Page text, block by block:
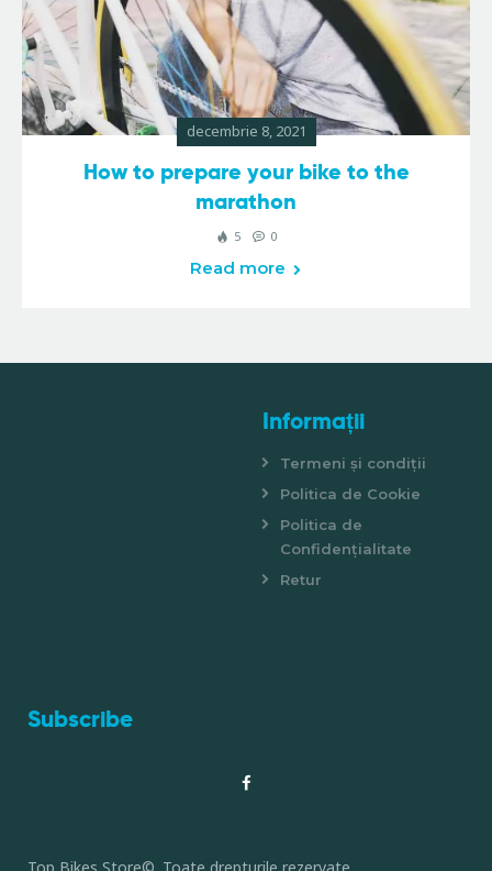
decembrie 8, 2021
How to prepare your bike to the
marathon
5 0
Read more
Informații
Termeni și condiții
Politica de Cookie
Politica de
Confidențialitate
Retur
Subscribe
Top Bikes Store©. Toate drepturile rezervate.